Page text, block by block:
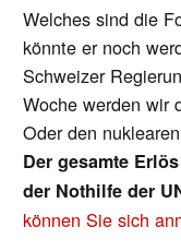
Welches sind die
könnte er noch
Schweizer
Woche werden wir
Oder den
Der gesamte
der Nothilfe der
können Sie sich